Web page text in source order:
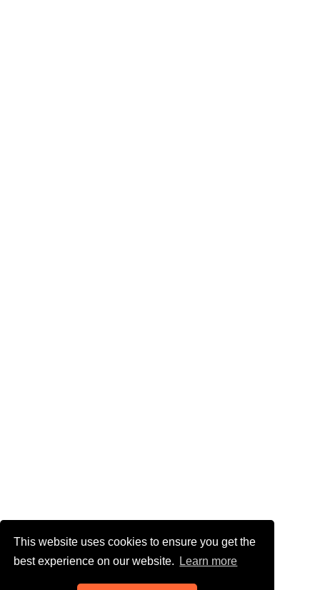
This website uses cookies to ensure you get the
best experience on our website.
Learn more